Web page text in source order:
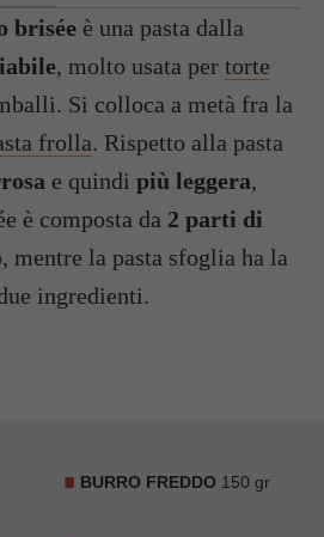
brisée è una pasta dalla
, molto usata per torte
Si colloca a metà fra la
frolla. Rispetto alla pasta
e quindi più leggera,
è composta da 2 parti di
, mentre la pasta sfoglia ha la
ingredienti.
BURRO FREDDO 150 gr